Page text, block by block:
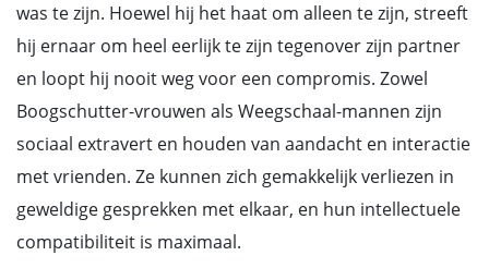
was te zijn. Hoewel hij het haat om alleen te zijn, streeft
hij ernaar om heel eerlijk te zijn tegenover zijn partner
en loopt hij nooit weg voor een compromis. Zowel
Boogschutter-vrouwen als Weegschaal-mannen zijn
sociaal extravert en houden van aandacht en interactie
met vrienden. Ze kunnen zich gemakkelijk verliezen in
geweldige gesprekken met elkaar, en hun intellectuele
compatibiliteit is maximaal.